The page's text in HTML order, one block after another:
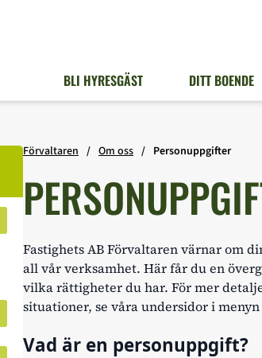
BLI HYRESGÄST DITT BOENDE
Öppna/stäng underlänkar
Öppna/stäng underlänkar
Förvaltaren Om oss Personuppgifter
Fastighets AB Förvaltaren värnar om
all vår verksamhet. Här får du en
vilka rättigheter du har. För mer
situationer, se våra undersidor i
Vad är en personuppgift?